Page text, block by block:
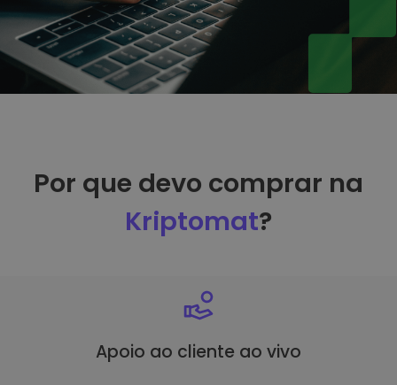
Por que devo comprar na
Kriptomat?
Apoio ao cliente ao vivo